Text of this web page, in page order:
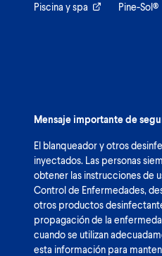
Piscina y spa Pine-Sol®
Mensaje importante de
El blanqueador y otros
inyectados. Las personas
obtener las instrucciones de
Control de Enfermedades,
otros productos
propagación de la
cuando se utilizan
esta información para